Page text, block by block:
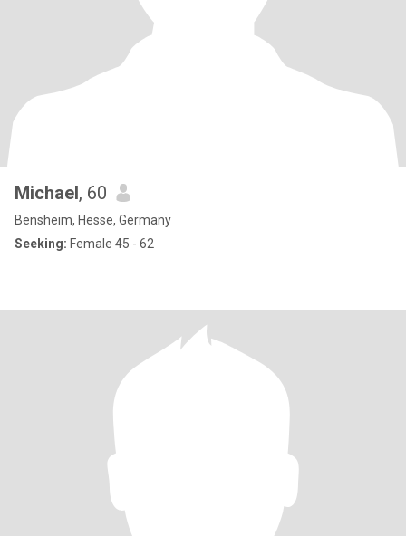
Michael, 60
Bensheim, Hesse, Germany
Seeking: Female 45 - 62